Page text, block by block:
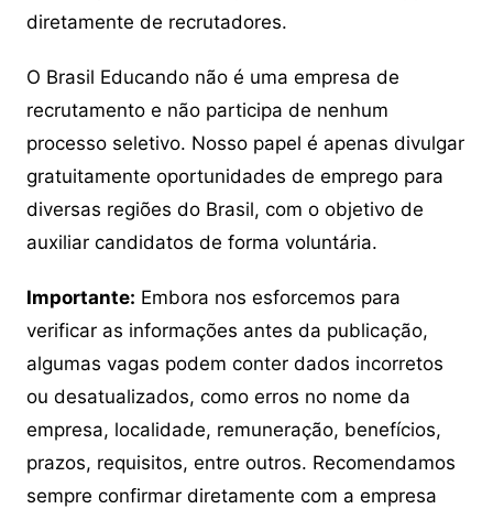
diretamente de recrutadores.
O Brasil Educando não é uma empresa de
recrutamento e não participa de nenhum
processo seletivo. Nosso papel é apenas divulgar
gratuitamente oportunidades de emprego para
diversas regiões do Brasil, com o objetivo de
auxiliar candidatos de forma voluntária.
Importante: Embora nos esforcemos para
verificar as informações antes da publicação,
algumas vagas podem conter dados incorretos
ou desatualizados, como erros no nome da
empresa, localidade, remuneração, benefícios,
prazos, requisitos, entre outros. Recomendamos
sempre confirmar diretamente com a empresa